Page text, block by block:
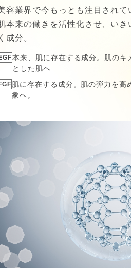
容業界で今もっとも注目されて
本来の働きを活性化させ、い
成分。
本来、肌に存在する成分。肌のキ
とした肌へ
肌に存在する成分。肌の弾力を高
象へ。